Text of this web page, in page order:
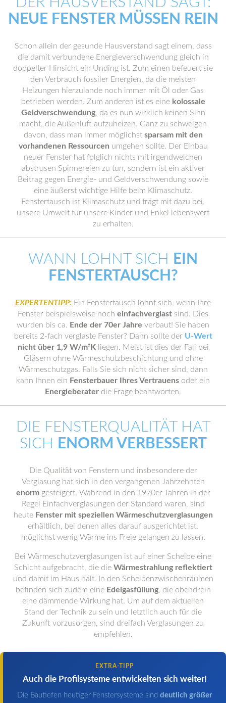
NEUE FENSTER MÜSSEN REIN
Schon allein der gesunde Hausverstand sagt einem, dass
die damit verbundene Energieverschwendung gleich in
doppelter Hinsicht ein Unding ist. Zum einen befeuert sie
den Verbrauch fossiler Energien, da die meisten
Heizungen hierzulande noch immer mit Öl oder Gas
betrieben werden. Zum anderen ist es eine kolossale
Geldverschwendung, da es nun wirklich keinen Sinn
macht, die Außenluft aufzuheizen. Ganz zu schweigen
davon, dass man immer möglichst sparsam mit den
vorhandenen Ressourcen umgehen sollte. Der Einbau
neuer Fenster hat folglich nichts mit irgendwelchen
abstrusen Spinnereien zu tun, sondern ist ein aktiver
Beitrag gegen Energie- und Geldverschwendung sowie
eine äußerst wichtige Hilfe beim Klimaschutz.
Fenstertausch ist Klimaschutz und trägt mit dazu bei,
unsere Umwelt für unsere Kinder und Enkel lebenswert
zu erhalten.
WANN LOHNT SICH
EIN
FENSTERTAUSCH?
EXPERTENTIPP: Ein Fenstertausch lohnt sich, wenn Ihre
Fenster beispielsweise noch einfachverglast sind. Dies
wurden bis ca. Ende der 70er Jahre verbaut! Sie haben
bereits 2-fach verglaste Fenster? Dann sollte der U-Wert
nicht über 1,9 W/m²Kliegen. Meist ist dies der Fall bei
Gläsern ohne Wärmeschutzbeschichtung und ohne
Wärmeschutzgas. Falls Sie sich nicht sicher sind, dann
kann Ihnen ein Fensterbauer Ihres Vertrauens oder ein
Energieberater die Frage beantworten.
DIE FENSTERQUALITÄT HAT
SICH
ENORM VERBESSERT
Die Qualität von Fenstern und insbesondere der
Verglasung hat sich in den vergangenen Jahrzehnten
enormgesteigert. Während in den 1970er Jahren in der
Regel Einfachverglasungen der Standard waren, sind
heute Fenster mit speziellen Wärmeschutzverglasungen
erhältlich, bei denen alles darauf ausgerichtet ist,
möglichst wenig Wärme ins Freie gelangen zu lassen.
Bei Wärmeschutzverglasungen ist auf einer Scheibe eine
Schicht aufgebracht, die die Wärmestrahlung reflektiert
und damit im Haus hält. In den Scheibenzwischenräumen
befinden sich zudem eine Edelgasfüllung, die obendrein
eine dämmende Wirkung hat. Um auf dem aktuellen
Stand der Technik zu sein und letztlich auch für die
Zukunft vorzusorgen, sind dreifach Verglasungen zu
empfehlen.
EXTRA-TIPP
Auch die Profilsysteme entwickelten sich weiter!
Die Bautiefen heutiger Fenstersysteme sind deutlich größer